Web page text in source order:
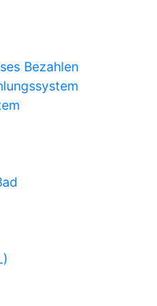
Bezahlen